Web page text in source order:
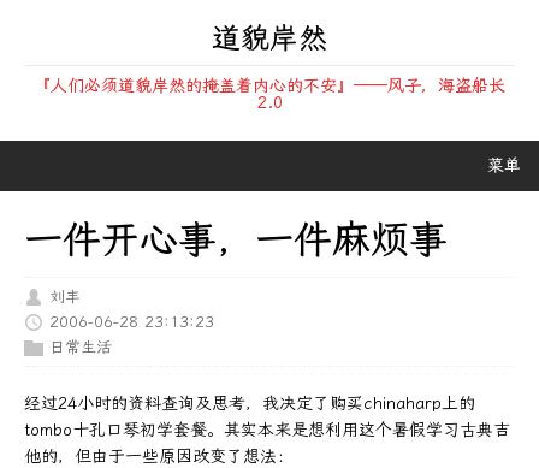
道貌岸然
『人们必须道貌岸然的掩盖着内心的不安』——风子，海盗船长
2.0
菜单
一件开心事，一件麻烦事
刘丰
2006-06-28 23:13:23
日常生活
经过24小时的资料查询及思考，我决定了购买chinaharp上的
tombo十孔口琴初学套餐。其实本来是想利用这个暑假学习古典吉
他的，但由于一些原因改变了想法：